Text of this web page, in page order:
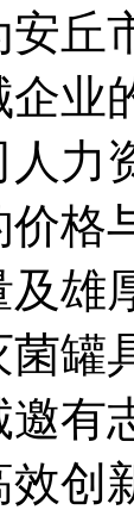
安丘
企业
人力
价格
及雄
菌罐
邀有
效创